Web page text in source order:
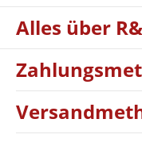
Alles über